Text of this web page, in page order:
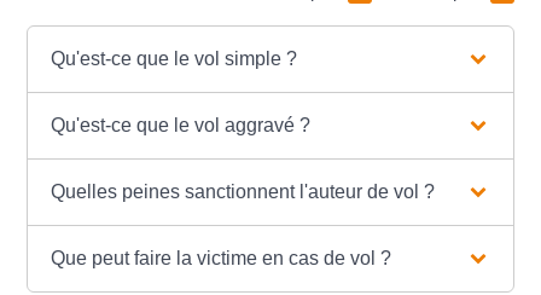
Qu'est-ce que le vol simple ?
Qu'est-ce que le vol aggravé ?
Quelles peines sanctionnent l'auteur de vol ?
Que peut faire la victime en cas de vol ?